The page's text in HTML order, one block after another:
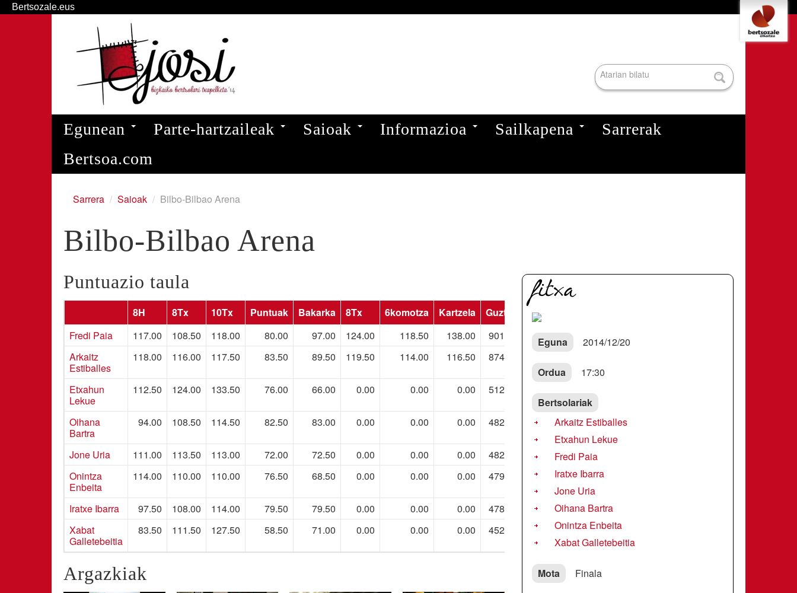
Bertsozale.eus
egin
nabigazioara
Tresna
pertsonalak
Bilatu atarian
aurreratua…
Egunean Parte-hartzaileak Saioak Informazioa Sailkapena
Sarrerak
Bertsoa.com
Sarrera / Saioak / Bilbo-Bilbao Arena
Bilbo-Bilbao Arena
Puntuazio taula
8H 8Tx 10Tx Puntuak Bakarka 8Tx 6komotza Kartzela
Guztira
Fredi Paia
117.00 108.50 118.00 80.00 97.00 124.00 118.50 138.00
901.00
Arkaitz
Estiballes
118.00 116.00 117.50 83.50 89.50 119.50 114.00 116.50 874.50
Etxahun
Lekue
112.50 124.00 133.50 76.00 66.00 0.00 0.00 0.00 512.00
Oihana
Bartra
94.00 108.50 114.50 82.50 83.00 0.00 0.00 0.00 482.50
Jone Uria 111.00 113.50 113.00 72.00 72.50 0.00 0.00 0.00
482.00
Onintza
Enbeita
114.00 110.00 110.00 76.50 68.50 0.00 0.00 0.00 479.00
Iratxe Ibarra 97.50 108.00 114.00 79.50 79.50 0.00 0.00 0.00
478.50
Xabat
Galletebeitia
83.50 111.50 127.50 58.50 71.00 0.00 0.00 0.00 452.00
Argazkiak
fitxa
Eguna 2014/12/20
Ordua 17:30
Bertsolariak
Arkaitz Estiballes
Etxahun Lekue
Fredi Paia
Iratxe Ibarra
Jone Uria
Oihana Bartra
Onintza Enbeita
Xabat Galletebeitia
Mota Finala